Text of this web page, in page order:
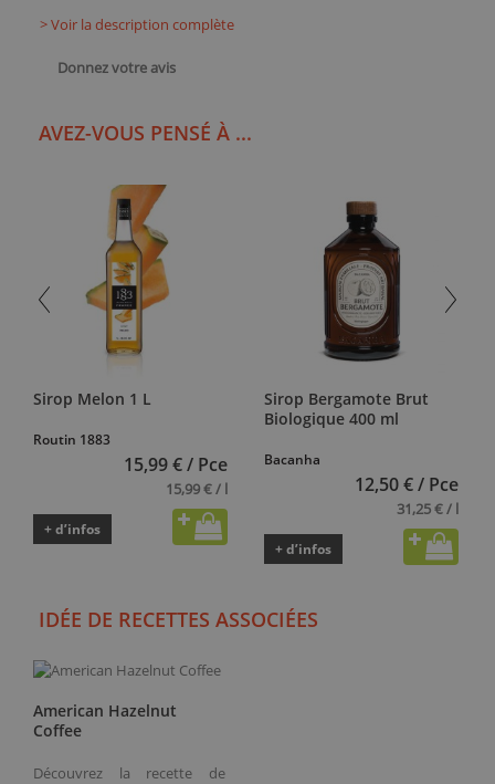
> Voir la description complète
Donnez votre avis
AVEZ-VOUS PENSÉ À ...
Sirop Melon 1 L
Routin 1883
15,99 € / Pce
15,99 € / l
+ d’infos
Sirop Bergamote Brut
Biologique 400 ml
Bacanha
12,50 € / Pce
31,25 € / l
+ d’infos
IDÉE DE RECETTES ASSOCIÉES
American Hazelnut
Coffee
Découvrez la recette de